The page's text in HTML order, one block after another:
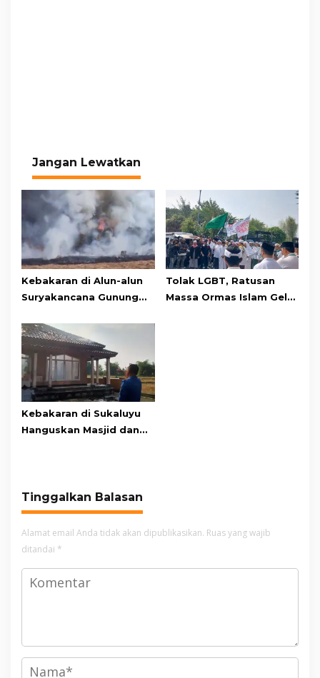
Jangan Lewatkan
Kebakaran di Alun-alun
Suryakancana Gunung
Relawan dan Warga
Masih Bersiaga
Tolak LGBT, Ratusan
Massa Ormas Islam Gelar
Kebakaran di Sukaluyu
Hanguskan Masjid dan
Tinggalkan Balasan
Alamat email Anda tidak akan dipublikasikan. Ruas yang wajib
ditandai *